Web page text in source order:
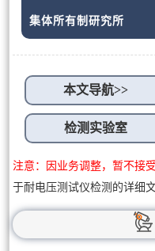
集体所有制研究所
本文导航>>
检测实验室
注意：因业务调整，暂不接
于耐电压测试仪检测的详细